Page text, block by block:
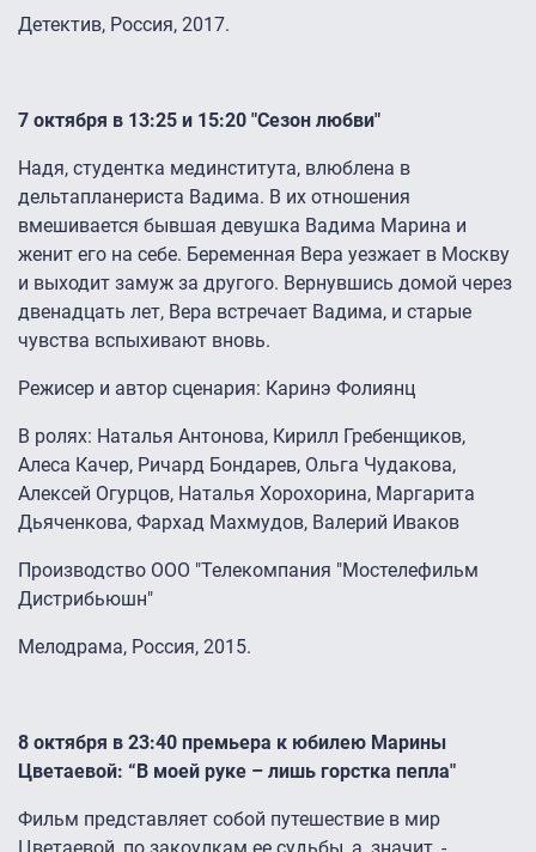
Детектив, Россия, 2017.
7 октября в 13:25 и 15:20 "Сезон любви"
Надя, студентка мединститута, влюблена в
дельтапланериста Вадима. В их отношения
вмешивается бывшая девушка Вадима Марина и
женит его на себе. Беременная Вера уезжает в Москву
и выходит замуж за другого. Вернувшись домой через
двенадцать лет, Вера встречает Вадима, и старые
чувства вспыхивают вновь.
Режисер и автор сценария: Каринэ Фолиянц
В ролях: Наталья Антонова, Кирилл Гребенщиков,
Алеса Качер, Ричард Бондарев, Ольга Чудакова,
Алексей Огурцов, Наталья Хорохорина, Маргарита
Дьяченкова, Фархад Махмудов, Валерий Иваков
Производство ООО "Телекомпания "Мостелефильм
Дистрибьюшн"
Мелодрама, Россия, 2015.
8 октября в 23:40 премьера к юбилею Марины
Цветаевой: “В моей руке – лишь горстка пепла"
Фильм представляет собой путешествие в мир